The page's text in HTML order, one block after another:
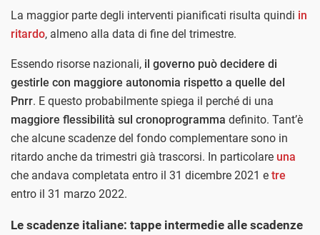
La maggior parte degli interventi pianificati risulta quindi in
ritardo, almeno alla data di fine del trimestre.
Essendo risorse nazionali, il governo può decidere di
gestirle con maggiore autonomia rispetto a quelle del
Pnrr. E questo probabilmente spiega il perché di una
maggiore flessibilità sul cronoprogramma definito. Tant’è
che alcune scadenze del fondo complementare sono in
ritardo anche da trimestri già trascorsi. In particolare una
che andava completata entro il 31 dicembre 2021 e tre
entro il 31 marzo 2022.
Le scadenze italiane: tappe intermedie alle scadenze